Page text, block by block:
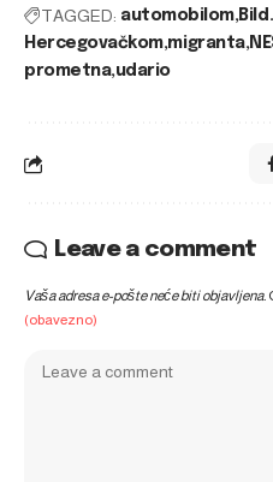
TAGGED: automobilom
Hercegovačkom migranta
prometna udario
Leave a comment
Vaša adresa e-pošte neće biti objavljena.
(obavezno)